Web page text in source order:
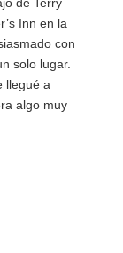
Inn en la
con
solo lugar.
llegué a
algo muy